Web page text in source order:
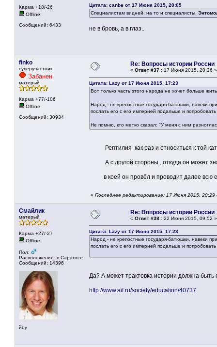
Карма +18/-26
Offline
Сообщений: 6433
Цитата: canbe от 17 Июня 2015, 20:05
Специалистам видней, на то и специалисты.
не в бровь, а в глаз..
finko
суперучастник
Забанен
матерый
Карма +77/-106
Offline
Сообщений: 30934
Re: Вопросы истории России
« Ответ #37 : 17 Июня 2015, 20:26 »
Цитата: Lazy от 17 Июня 2015, 17:23
Вот только часть этого народа не хочет больше
Народ - не крепостные государя-батюшки, навеки
послать его с его империей подальше и
Не помню, кто метко сказал: "У меня с ним
Рептилия как раз и относиться к той
А с другой стороны , откуда он может
в коей он провёл и проводит далее всю
« Последнее редактирование: 17 Июня 2015, 20:29
Смайлик
матерый
Карма +27/-27
Offline
Пол:
Расположение: в Сарагосе
Сообщений: 14396
йоу
Re: Вопросы истории России
« Ответ #38 : 22 Июня 2015, 09:52 »
Цитата: Lazy от 17 Июня 2015, 17:23
Народ - не крепостные государя-батюшки, навеки
послать его с его империей подальше и
Да? А может трактовка истории должна быть
http://www.aif.ru/society/education/40737